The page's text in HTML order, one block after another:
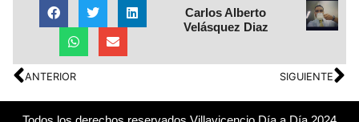
Carlos Alberto
Velásquez Diaz
ANTERIOR SIGUIENTE